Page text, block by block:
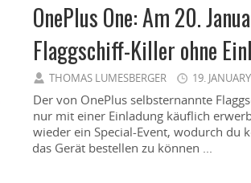
OnePlus One: Am 20.
Flaggschiff-Killer ohne
THOMAS LUMESBERGER 19.
Der von OnePlus selbsternannte
nur mit einer Einladung käuflich
wieder ein Special-Event, wodurch du
das Gerät bestellen zu können ...